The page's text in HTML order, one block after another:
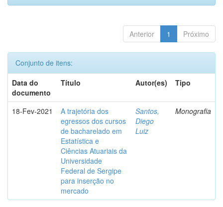
Anterior 1 Próximo
Conjunto de itens:
Data do
documento
Título Autor(es) Tipo
18-Fev-2021
A trajetória dos
egressos dos cursos
de bacharelado em
Estatística e
Ciências Atuariais da
Universidade
Federal de Sergipe
para inserção no
mercado
Santos,
Diego
Luiz
Monografia